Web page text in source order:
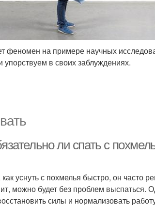
феномен на примере научных
в своих заблуждениях.
ли спать с
уснуть с похмелья быстро, он часто
можно будет без проблем выспаться.
силы и нормализовать